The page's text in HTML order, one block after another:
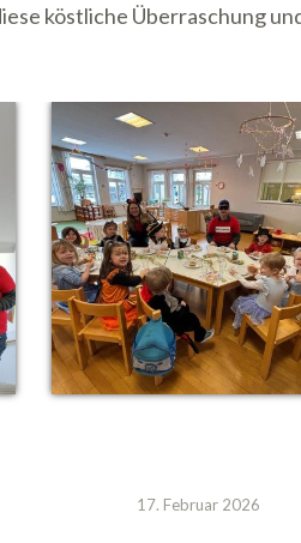
köstliche Überraschung
17. Februar 2026